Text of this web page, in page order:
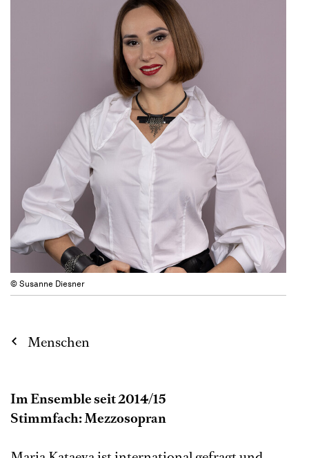
© Susanne Diesner
Menschen
Im Ensemble seit 2014/15
Stimmfach: Mezzosopran